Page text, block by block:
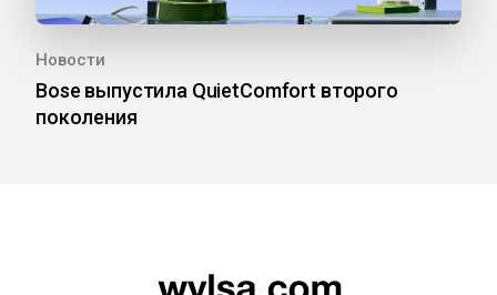
Новости
Bose выпустила QuietComfort второго
поколения